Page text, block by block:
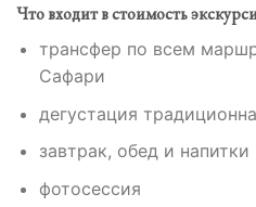
Что входит в стоимость
трансфер по всем
Сафари
дегустация
завтрак, обед и напитки
фотосессия